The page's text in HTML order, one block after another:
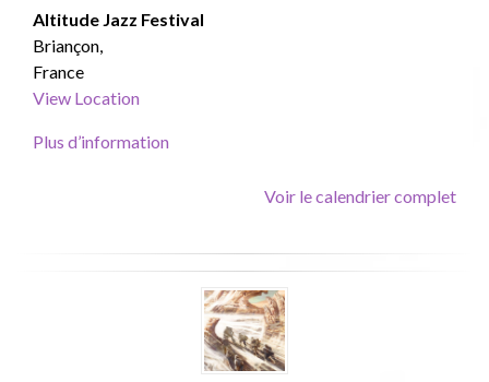
Altitude
Altitude Jazz Festival
Briançon,
France
View Location
Plus d’information
Voir le calendrier complet